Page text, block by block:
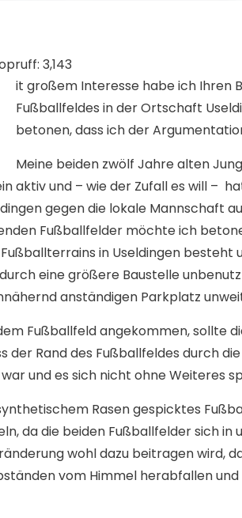
3,143
it großem Interesse habe ich Ihren
Fußballfeldes in der Ortschaft
betonen, dass ich der
Meine beiden zwölf Jahre alten
aktiv und – wie der Zufall es will –
gegen die lokale Mannschaft
Fußballfelder möchte ich
in Useldingen besteht
eine größere Baustelle
anständigen Parkplatz
Fußballfeld angekommen, sollte
der Rand des Fußballfeldes durch
und es sich nicht ohne Weiteres
Rasen gespicktes
da die beiden Fußballfelder sich
wohl dazu beitragen wird,
vom Himmel herabfallen